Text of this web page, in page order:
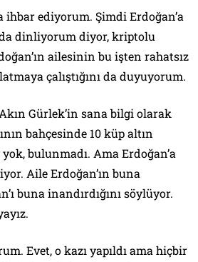
ihbar ediyorum. Şimdi Erdoğan’a
da dinliyorum diyor, kriptolu
ailesinin bu işten rahatsız
çalıştığını da duyuyorum.
Gürlek’in sana bilgi olarak
bahçesinde 10 küp altın
bulunmadı. Ama Erdoğan’a
Aile Erdoğan’ın buna
buna inandırdığını söylüyor.
Evet, o kazı yapıldı ama hiçbir